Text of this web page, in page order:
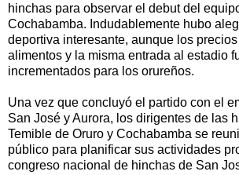
hinchas para observar el debut del
Cochabamba. Indudablemente hubo
deportiva interesante, aunque los
alimentos y la misma entrada al estadio
incrementados para los orureños.
Una vez que concluyó el partido con el
San José y Aurora, los dirigentes de las
Temible de Oruro y Cochabamba se
público para planificar sus actividades
congreso nacional de hinchas de San